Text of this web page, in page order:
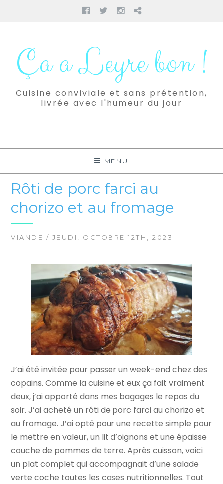
Facebook
TwitterInstagram
Pinterest
contenuÇa a Leyre bon !
Cuisine conviviale et sans prétention,
livrée avec l'humeur du jour
MENU
Rôti de porc farci au
chorizo et au fromage
VIANDE / JEUDI, OCTOBRE 12TH, 2023
J’ai été invitée pour passer un week-end chez des
copains. Comme la cuisine et eux ça fait vraiment
deux, j’ai apporté dans mes bagages le repas du
soir. J’ai acheté un rôti de porc farci au chorizo et
au fromage. J’ai opté pour une recette simple pour
le mettre en valeur, un lit d’oignons et une épaisse
couche de pommes de terre. Après cuisson, voici
un plat complet qui accompagnait d’une salade
verte coche toutes les cases nutritionnelles. Tout